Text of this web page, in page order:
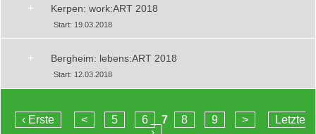
+ Kerpen: work:ART 2018
Start: 19.03.2018
+ Bergheim: lebens:ART 2018
Start: 12.03.2018
‹ Erste < 5 6 7 8 9 >
Letzte